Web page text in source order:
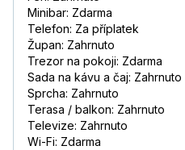
Minibar: Zdarma
Telefon: Za příplatek
Župan: Zahrnuto
Trezor na pokoji: Zdarma
Sada na kávu a čaj: Zahrnuto
Sprcha: Zahrnuto
Terasa / balkon: Zahrnuto
Televize: Zahrnuto
Wi-Fi: Zdarma